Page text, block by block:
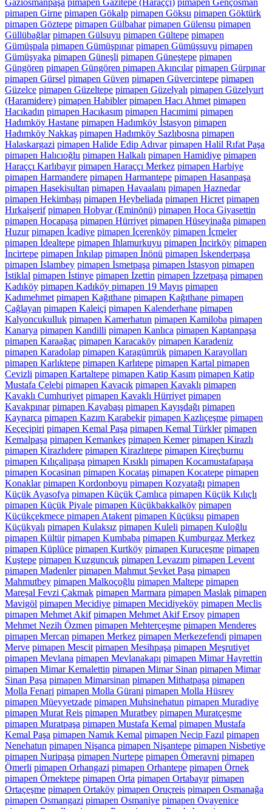
Gaziosmanpaşa pimapen Gazitepe (Haraççı) pimapen Gençosman
pimapen Girne pimapen Gökalp pimapen Göksu pimapen Göktürk
pimapen Göztepe pimapen Gülbahar pimapen Gülensu pimapen
Güllübağlar pimapen Gülsuyu pimapen Gültepe pimapen
Gümüşpala pimapen Gümüşpınar pimapen Gümüşsuyu pimapen
Gümüşyaka pimapen Güneşli pimapen Güneştepe pimapen
Güngören pimapen Güngören pimapen Akıncılar pimapen Gürpınar
pimapen Gürsel pimapen Güven pimapen Güvercintepe pimapen
Güzelce pimapen Güzeltepe pimapen Güzelyalı pimapen Güzelyurt
(Haramidere) pimapen Habibler pimapen Hacı Ahmet pimapen
Hacıkadın pimapen Hacıkasım pimapen Hacımimi pimapen
Hadımköy Hastane pimapen Hadımköy İstasyon pimapen
Hadımköy Nakkaş pimapen Hadımköy Sazlıbosna pimapen
Halaskargazi pimapen Halide Edip Adıvar pimapen Halil Rıfat Paşa
pimapen Halıcıoğlu pimapen Halkalı pimapen Hamidiye pimapen
Haraççı Karlıbayır pimapen Haraççı Merkez pimapen Harbiye
pimapen Harmandere pimapen Harmantepe pimapen Hasanpaşa
pimapen Hasekisultan pimapen Havaalanı pimapen Haznedar
pimapen Hekimbaşı pimapen Heybeliada pimapen Hicret pimapen
Hırkaişerif pimapen Hobyar (Eminönü) pimapen Hoca Giyasettin
pimapen Hocapaşa pimapen Hürriyet pimapen Hüseyinağa pimapen
Huzur pimapen İcadiye pimapen İçerenköy pimapen İçmeler
pimapen İdealtepe pimapen Ihlamurkuyu pimapen İncirköy pimapen
İncirtepe pimapen İnkılap pimapen İnönü pimapen İskenderpaşa
pimapen İslambey pimapen İsmetpaşa pimapen İstasyon pimapen
İstiklal pimapen İstinye pimapen İzettin pimapen İzzetpaşa pimapen
Kadıköy pimapen Kadıköy pimapen 19 Mayıs pimapen
Kadımehmet pimapen Kağıthane pimapen Kağıthane pimapen
Çağlayan pimapen Kaleiçi pimapen Kalenderhane pimapen
Kalyoncukulluk pimapen Kamerhatun pimapen Kamiloba pimapen
Kanarya pimapen Kandilli pimapen Kanlıca pimapen Kaptanpaşa
pimapen Karaağaç pimapen Karacaköy pimapen Karadeniz
pimapen Karadolap pimapen Karagümrük pimapen Karayolları
pimapen Karlıktepe pimapen Karlıtepe pimapen Kartal pimapen
Cevizli pimapen Kartaltepe pimapen Katip Kasım pimapen Katip
Mustafa Çelebi pimapen Kavacık pimapen Kavaklı pimapen
Kavaklı Cumhuriyet pimapen Kavaklı Hürriyet pimapen
Kavakpınar pimapen Kayabaşı pimapen Kayışdağı pimapen
Kaynarca pimapen Kazım Karabekir pimapen Kazlıçeşme pimapen
Keçeçipiri pimapen Kemal Paşa pimapen Kemal Türkler pimapen
Kemalpaşa pimapen Kemankeş pimapen Kemer pimapen Kirazlı
pimapen Kirazlıdere pimapen Kirazlıtepe pimapen Kireçburnu
pimapen Kılıçalipaşa pimapen Kısıklı pimapen Kocamustafapaşa
pimapen Kocasinan pimapen Kocataş pimapen Kocatepe pimapen
Konaklar pimapen Kordonboyu pimapen Kozyatağı pimapen
Küçük Ayasofya pimapen Küçük Çamlıca pimapen Küçük Kılıçlı
pimapen Küçük Piyale pimapen Küçükbakkalköy pimapen
Küçükçekmece pimapen Atakent pimapen Küçüksu pimapen
Küçükyalı pimapen Kulaksız pimapen Kuleli pimapen Kuloğlu
pimapen Kültür pimapen Kumbaba pimapen Kumburgaz Merkez
pimapen Küplüce pimapen Kurtköy pimapen Kuruçeşme pimapen
Kuştepe pimapen Kuzguncuk pimapen Levazım pimapen Levent
pimapen Madenler pimapen Mahmut Şevket Paşa pimapen
Mahmutbey pimapen Malkoçoğlu pimapen Maltepe pimapen
Mareşal Fevzi Çakmak pimapen Marmara pimapen Maslak pimapen
Mavigöl pimapen Mecidiye pimapen Mecidiyeköy pimapen Meclis
pimapen Mehmet Akif pimapen Mehmet Akif Ersoy pimapen
Mehmet Nezih Özmen pimapen Mehterçeşme pimapen Menderes
pimapen Mercan pimapen Merkez pimapen Merkezefendi pimapen
Merve pimapen Mescit pimapen Mesihpaşa pimapen Meşrutiyet
pimapen Mevlana pimapen Mevlanakapı pimapen Mimar Hayrettin
pimapen Mimar Kemalettin pimapen Mimar Sinan pimapen Mimar
Sinan Paşa pimapen Mimarsinan pimapen Mithatpaşa pimapen
Molla Fenari pimapen Molla Gürani pimapen Molla Hüsrev
pimapen Müeyyetzade pimapen Muhsinehatun pimapen Muradiye
pimapen Murat Reis pimapen Muratbey pimapen Muratçeşme
pimapen Muratpaşa pimapen Mustafa Kemal pimapen Mustafa
Kemal Paşa pimapen Namık Kemal pimapen Necip Fazıl pimapen
Nenehatun pimapen Nişanca pimapen Nişantepe pimapen Nisbetiye
pimapen Nuripaşa pimapen Nurtepe pimapen Ömeravni pimapen
Ömerli pimapen Orhangazi pimapen Orhantepe pimapen Örnek
pimapen Örnektepe pimapen Orta pimapen Ortabayır pimapen
Ortaçeşme pimapen Ortaköy pimapen Oruçreis pimapen Osmanağa
pimapen Osmangazi pimapen Osmaniye pimapen Ovayenice